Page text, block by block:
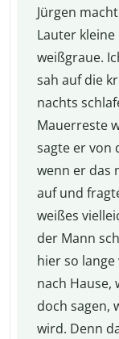
Jürgen
Lauter kleine
weißgraue.
sah auf die
nachts
Mauerreste
sagte er von
wenn er das
auf und
weißes
der Mann
hier so
nach Hause,
doch sagen,
wird. Denn